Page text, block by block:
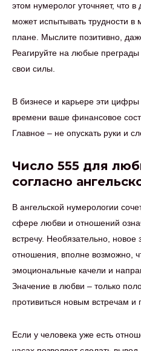
этом нумеролог уточняет, что
может испытывать трудности
плане. Мыслите позитивно,
Реагируйте на любые преграды
свои силы.
В бизнесе и карьере эти цифры
времени ваше финансовое
Главное – не опускать руки и
Число 555 для
согласно
В ангельской нумерологии
сфере любви и отношений
встречу. Необязательно,
отношения, вполне возможно,
эмоциональные качели и
Значение в любви – только
противиться новым встречам
Если у человека уже есть